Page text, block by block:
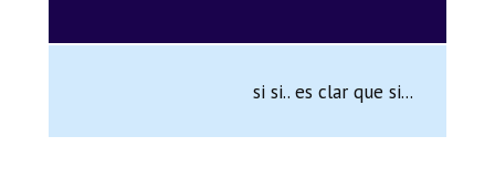
si si.. es clar que si...